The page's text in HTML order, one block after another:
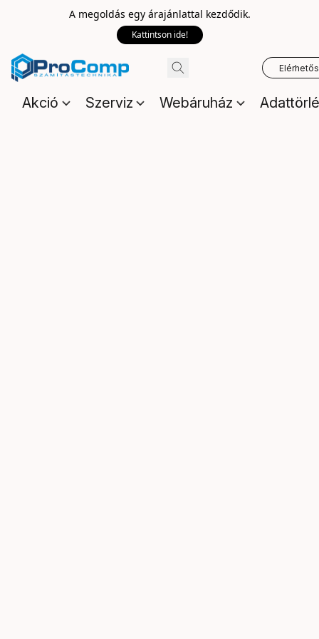
A megoldás egy árajánlattal kezdődik.
Kattintson ide!
Akció Szerviz Webáruház